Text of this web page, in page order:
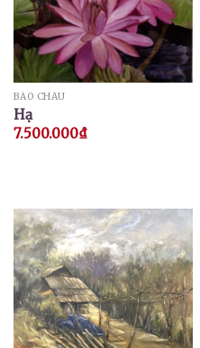
BẢO CHÂU
Hạ
7.500.000₫